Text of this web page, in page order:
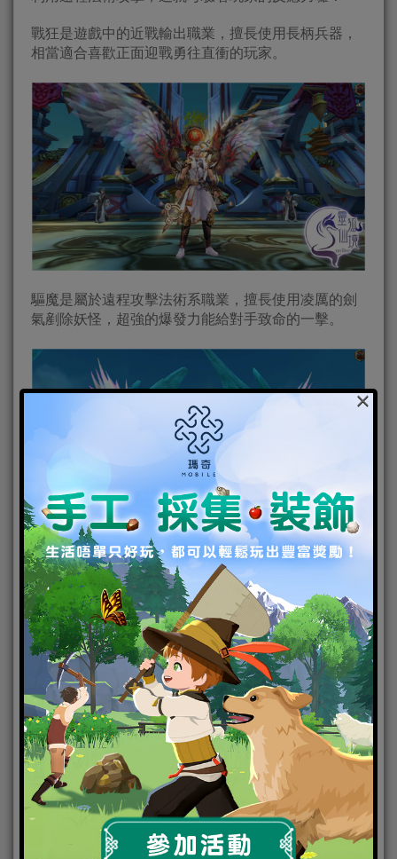
戰狂是遊戲中的近戰輸出職業，擅長使用長柄兵器，
相當適合喜歡正面迎戰勇往直衝的玩家。
驅魔是屬於遠程攻擊法術系職業，擅長使用凌厲的劍
氣剷除妖怪，超強的爆發力能給對手致命的一擊。
魅靈是遊戲中唯一的女性角色，屬於遠近結合法術系
的她，擅長使用詭譎多變的法術，輕鬆解決難纏對
手。
獨特情緣系統交友就喺咁易
×